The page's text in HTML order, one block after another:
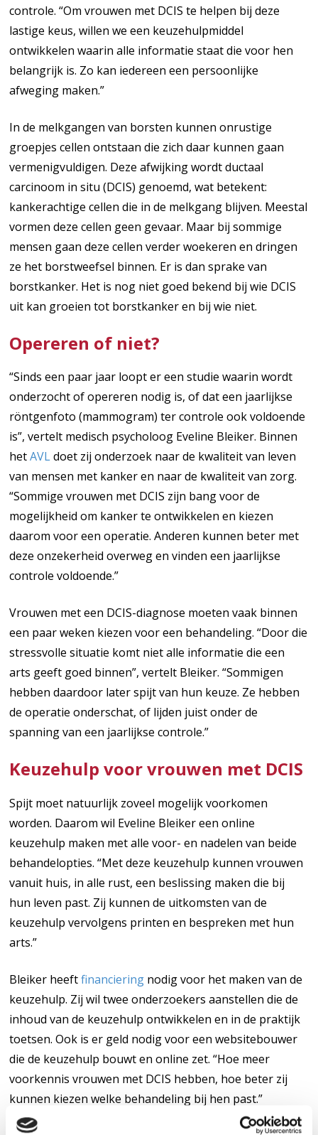
controle. “Om vrouwen met DCIS te helpen bij deze
lastige keus, willen we een keuzehulpmiddel
ontwikkelen waarin alle informatie staat die voor hen
belangrijk is. Zo kan iedereen een persoonlijke
afweging maken.”
In de melkgangen van borsten kunnen onrustige
groepjes cellen ontstaan die zich daar kunnen gaan
vermenigvuldigen. Deze afwijking wordt ductaal
carcinoom in situ (DCIS) genoemd, wat betekent:
kankerachtige cellen die in de melkgang blijven. Meestal
vormen deze cellen geen gevaar. Maar bij sommige
mensen gaan deze cellen verder woekeren en dringen
ze het borstweefsel binnen. Er is dan sprake van
borstkanker. Het is nog niet goed bekend bij wie DCIS
uit kan groeien tot borstkanker en bij wie niet.
Opereren of niet?
“Sinds een paar jaar loopt er een studie waarin wordt
onderzocht of opereren nodig is, of dat een jaarlijkse
röntgenfoto (mammogram) ter controle ook voldoende
is”, vertelt medisch psycholoog Eveline Bleiker. Binnen
hetAVLdoet zij onderzoek naar de kwaliteit van leven
van mensen met kanker en naar de kwaliteit van zorg.
“Sommige vrouwen met DCIS zijn bang voor de
mogelijkheid om kanker te ontwikkelen en kiezen
daarom voor een operatie. Anderen kunnen beter met
deze onzekerheid overweg en vinden een jaarlijkse
controle voldoende.”
Vrouwen met een DCIS-diagnose moeten vaak binnen
een paar weken kiezen voor een behandeling. “Door die
stressvolle situatie komt niet alle informatie die een
arts geeft goed binnen”, vertelt Bleiker. “Sommigen
hebben daardoor later spijt van hun keuze. Ze hebben
de operatie onderschat, of lijden juist onder de
spanning van een jaarlijkse controle.”
Keuzehulp voor vrouwen met DCIS
Spijt moet natuurlijk zoveel mogelijk voorkomen
worden. Daarom wil Eveline Bleiker een online
keuzehulp maken met alle voor- en nadelen van beide
behandelopties. “Met deze keuzehulp kunnen vrouwen
vanuit huis, in alle rust, een beslissing maken die bij
hun leven past. Zij kunnen de uitkomsten van de
keuzehulp vervolgens printen en bespreken met hun
arts.”
Bleiker heeftfinanciering nodig voor het maken van de
keuzehulp. Zij wil twee onderzoekers aanstellen die de
inhoud van de keuzehulp ontwikkelen en in de praktijk
toetsen. Ook is er geld nodig voor een websitebouwer
die de keuzehulp bouwt en online zet. “Hoe meer
voorkennis vrouwen met DCIS hebben, hoe beter zij
kunnen kiezen welke behandeling bij hen past.”